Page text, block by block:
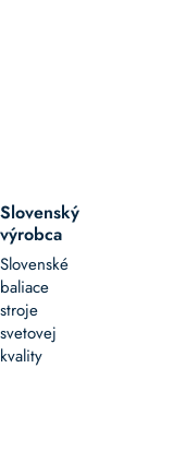
riešenie
pre
manipuláciu
s
tovarom
Slovenský
výrobca
Slovenské
baliace
stroje
svetovej
kvality